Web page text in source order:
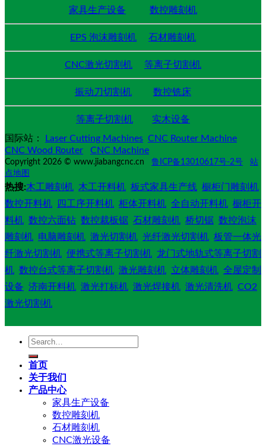
家具生产设备 数控雕刻机
EPS 泡沫雕刻机 石材雕刻机
CNC激光切割机 等离子切割机
振动刀切割机 数控铣床
等离子切割机
实木设备
国际站：
Laser Cutting Machines CNC Router Machine
CNC Wood Router
CNC Machine
Copyright 2026 © www.jiabangcnc.cn 鲁ICP备13010617号-2号
站
点地图
热搜:木工雕刻机 木工开料机 板式家具生产线 橱柜门雕刻机
数控开料机
四工序开料机 柜体开料机 全自动开料机 橱柜开
料机 数控六面钻 数控裁板锯 石材雕刻机 桥切锯 数控泡沫
雕刻机 电脑雕刻机 激光切割机 光纤激光切割机 板管一体光
纤激光切割机 便携式等离子切割机 龙门式地轨式等离子切割
机 数控台式等离子切割机 激光雕刻机 立体雕刻机 全屋定制
设备 济南开料机 激光打标机 激光焊接机 激光清洗机 CO2
激光切割机
Search
首页
关于我们
产品中心
家具生产设备
数控雕刻机
石材雕刻机
CNC激光设备